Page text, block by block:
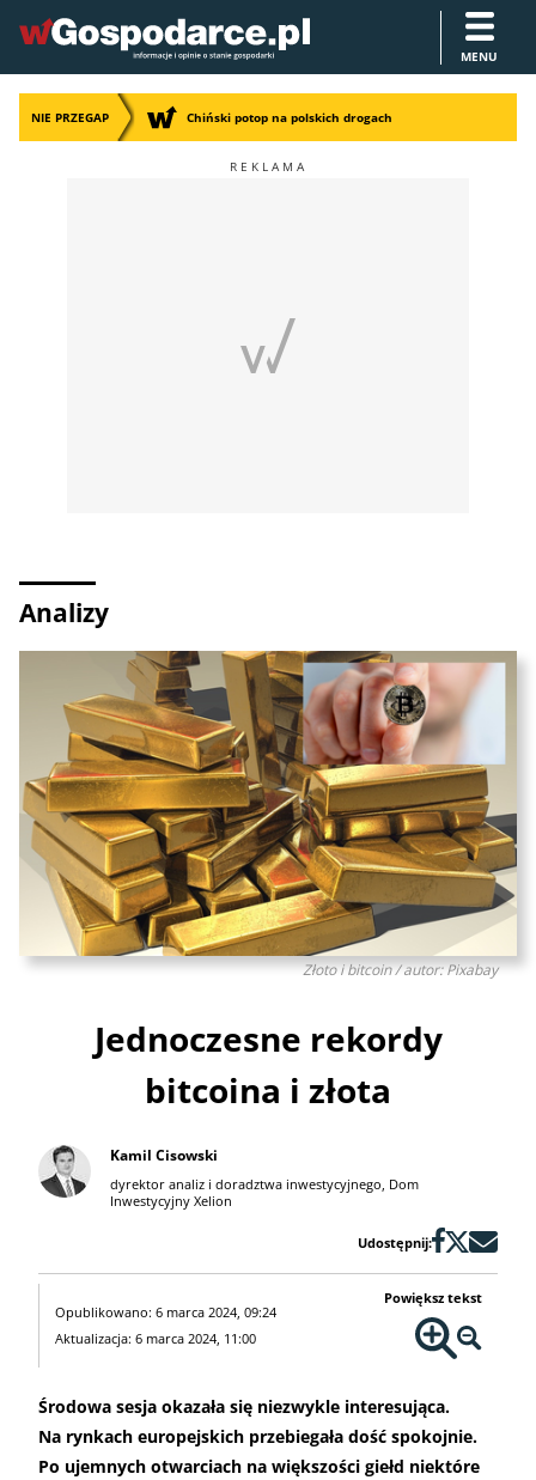
MENU
NIE PRZEGAP Chiński potop na polskich drogach
Analizy
Złoto i bitcoin / autor: Pixabay
Jednoczesne rekordy
bitcoina i złota
Kamil Cisowski
dyrektor analiz i doradztwa inwestycyjnego, Dom
Inwestycyjny Xelion
Udostępnij:
Opublikowano: 6 marca 2024, 09:24
Aktualizacja: 6 marca 2024, 11:00
Powiększ tekst
Środowa sesja okazała się niezwykle interesująca.
Na rynkach europejskich przebiegała dość spokojnie.
Po ujemnych otwarciach na większości giełd niektóre